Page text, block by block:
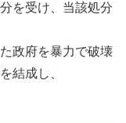
を受け、当該処分
政府を暴力で破壊
結成し、